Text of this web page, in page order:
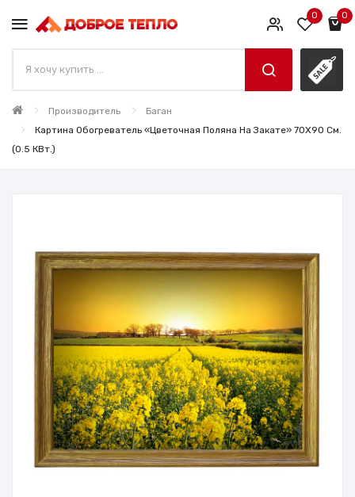
0 0
Производитель
Баган
Картина Обогреватель «Цветочная Поляна На Закате» 70X90 См.
(0.5 КВт.)